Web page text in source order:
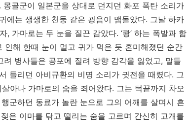
골군이 일본군을 상대로 던지던 화포 폭탄 소리가
에는 생생한 천둥 같은 굉음이 맴돌았다. 그날 하카
가마로는 두 눈을 질끈 감았다. ‘쾅’ 하는 폭발과 함
해 한때 눈이 멀고 귀가 먹은 듯 혼미해졌던 순간
병사들은 공포에 질려 방향 감각을 잃었고, 말들
들리던 아비규환의 비명 소리가 귓전을 때렸다. 그
아나 가마로의 숨을 죄어왔다. 그는 턱끝까지 차오
군하던 동료가 놀란 눈으로 그의 어깨를 살며시 흔
은 이마를 닦고 떨리는 숨을 고르며 간신히 고개를